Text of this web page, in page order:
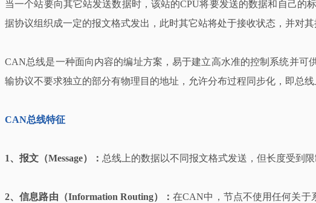
当一个站要向其它站发送数据时，该站的CPU将要发送的数据和自己
据协议组织成一定的报文格式发出，此时其它站将处于接收状态，并对
CAN总线是一种面向内容的编址方案，易于建立高水准的控制系统并
输协议不要求独立的部分有物理目的地址，允许分布过程同步化，即总
CAN总线特征
1、报文（Message）： 总线上的数据以不同报文格式发送，但长度受到
2、信息路由（Information Routing）：在CAN中，节点不使用任何关于